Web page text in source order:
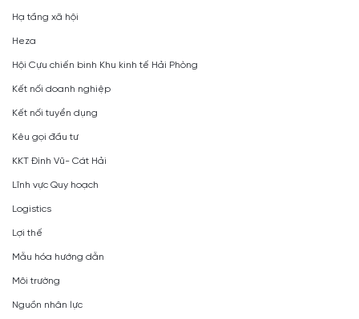
Hạ tầng xã hội
Heza
Hội Cựu chiến binh Khu kinh tế Hải Phòng
Kết nối doanh nghiệp
Kết nối tuyển dụng
Kêu gọi đầu tư
KKT Đình Vũ- Cát Hải
Lĩnh vực Quy hoạch
Logistics
Lợi thế
Mẫu hóa hướng dẫn
Môi trường
Nguồn nhân lực